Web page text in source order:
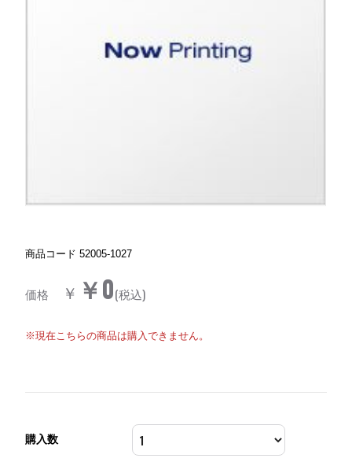
商品コード 52005-1027
価格 ￥ ￥0(税込)
※現在こちらの商品は購入できません。
購入数